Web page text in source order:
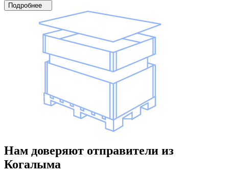
Подробнее
Нам доверяют отправители из
Когалыма